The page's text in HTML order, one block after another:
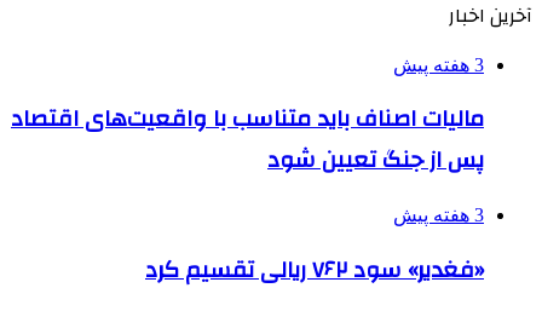
آخرین اخبار
3 هفته پیش
مالیات اصناف باید متناسب با واقعیت‌های اقتصاد
پس از جنگ تعیین شود
3 هفته پیش
«فغدیر» سود ۷۶۲ ریالی تقسیم کرد